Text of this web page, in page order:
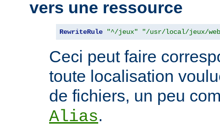
vers une ressource
RewriteRule "^/jeux" "/usr/local/jeux/
Ceci peut faire
toute localisation
de fichiers, un peu
Alias.